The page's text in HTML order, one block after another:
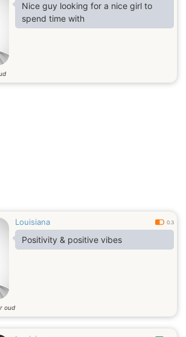
Nice guy looking for a nice girl to
spend time with
Louisiana 0.3
Positivity & positive vibes
oud